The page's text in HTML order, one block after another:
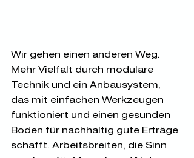
Wir gehen einen anderen Weg.
Mehr Vielfalt durch modulare
Technik und ein Anbausystem,
das mit einfachen Werkzeugen
funktioniert und einen gesunden
Boden für nachhaltig gute Erträge
schafft. Arbeitsbreiten, die Sinn